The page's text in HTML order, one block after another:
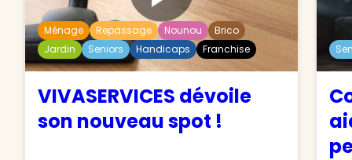
Ménage Repassage Nounou
Brico
Jardin
Seniors Handicaps Franchise
VIVASERVICES dévoile
son nouveau spot !